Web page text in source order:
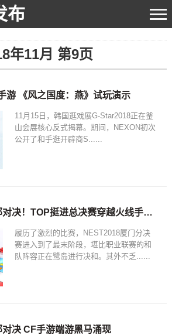
布
年11月 第9页
游 《风之国度：燕》试玩演示
11月15日，韩国逛戏展G-Star2018正在釜
山会展核心反式揭幕。期间，NEXON初次
公开了和手逛开辟商S......
NEST版LPL东西部对决！TOP挺进总决赛穿越火线手游端游黑马战队涌现
履历了激烈的比赛，NEST2018厦门分决
赛进入到了最末阶段，堪比职业联赛的和
队阵容正在鹭岛进行决和。其外不乏......
决 CF手游端游黑马涌现